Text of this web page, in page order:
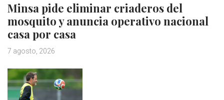
Minsa pide eliminar criaderos del
mosquito y anuncia operativo nacional
casa por casa
7 agosto, 2026